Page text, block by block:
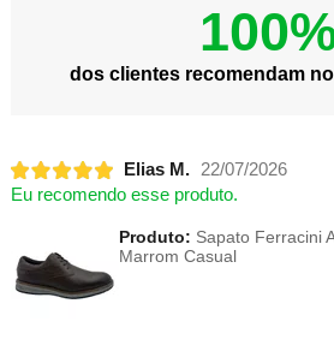
dos clientes recomendam
Elias M.
22/07/2026
Eu recomendo esse produto.
Produto: Sapato Ferracini
Marrom Casual